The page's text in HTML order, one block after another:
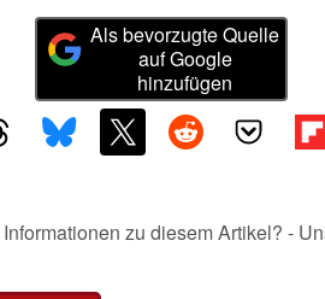
Als bevorzugte Quelle
auf Google
hinzufügen
zu diesem Artikel? -